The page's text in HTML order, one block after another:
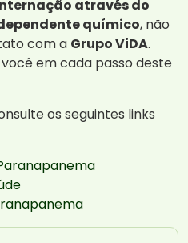
através do
químico, não
com a Grupo ViDA.
em cada passo deste
os seguintes links